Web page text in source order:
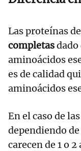
Las proteínas
completasdado
aminoácidos
es de calidad
aminoácidos
En el caso de
dependiendo
carecen de 1 o